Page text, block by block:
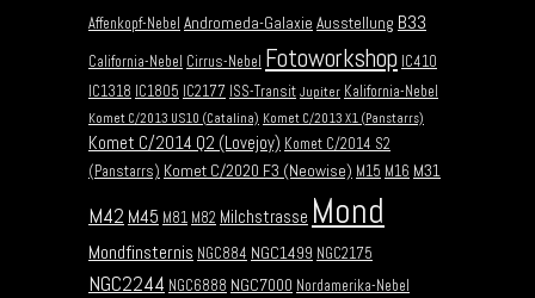
Affenkopf-Nebel Andromeda-Galaxie Ausstellung B33
California-Nebel Cirrus-Nebel Fotoworkshop IC410
IC1318 IC1805 IC2177 ISS-Transit Jupiter Kalifornia-Nebel
Komet C/2013 US10 (Catalina) Komet C/2013 X1 (Panstarrs)
Komet C/2014 Q2 (Lovejoy) Komet C/2014 S2
(Panstarrs) Komet C/2020 F3 (Neowise) M15 M16 M31
M42 M45 M81 M82 Milchstrasse Mond
Mondfinsternis NGC884 NGC1499 NGC2175
NGC2244 NGC6888 NGC7000 Nordamerika-Nebel